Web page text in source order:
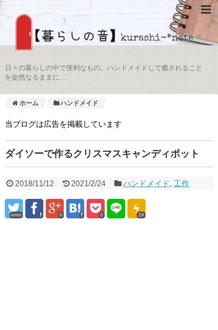
日々の暮らしの中で便利なもの。ハンドメイドして癒されること
を徒然なるままに…
ホーム ハンドメイド
当ブログは広告を掲載しています
ダイソーで作るクリスマスキャンディポット
2018/11/12 2021/2/24 ハンドメイド, 工作
error 0 0 29